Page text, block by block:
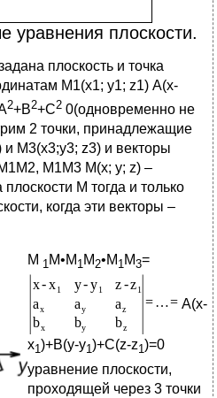
уравнения плоскости.
плоскость и точка
М1(х1; у1; z1) А(х-
2+B2+C2 0(одновременно не
2 точки, принадлежащие
и М3(х3;у3; z3) и векторы
М1М3 М(х; у; z) –
М тогда и только
когда эти векторы –
М 1М•М 1М2•М 1М3=
A(х-
х1)+B(у-у1)+C(z-z1)=0
уравнение плоскости,
проходящей через 3 точки